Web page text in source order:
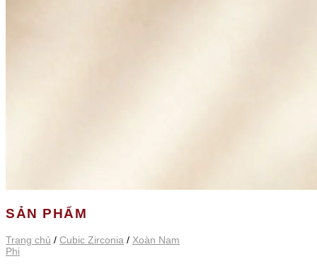
SẢN PHẨM
Trang chủ / Cubic Zirconia / Xoàn Nam
Phi